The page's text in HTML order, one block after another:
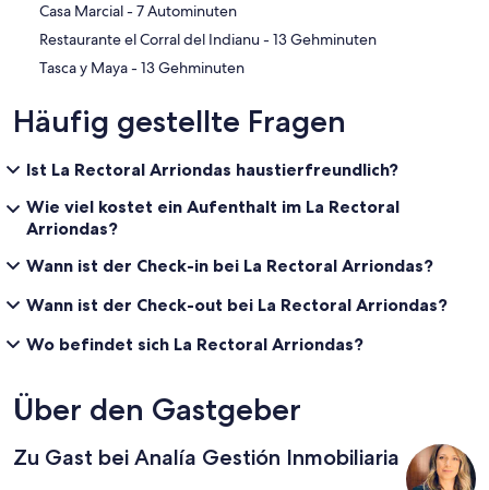
‪Casa Marcial - ‬7 Autominuten
‪Restaurante el Corral del Indianu - ‬13 Gehminuten
‪Tasca y Maya - ‬13 Gehminuten
Häufig gestellte Fragen
Ist La Rectoral Arriondas haustierfreundlich?
Wie viel kostet ein Aufenthalt im La Rectoral
Arriondas?
Wann ist der Check-in bei La Rectoral Arriondas?
Wann ist der Check-out bei La Rectoral Arriondas?
Wo befindet sich La Rectoral Arriondas?
Über den Gastgeber
Zu Gast bei Analía Gestión Inmobiliaria